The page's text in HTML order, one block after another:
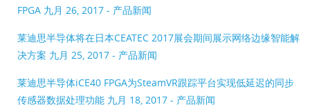
FPGA 九月 26, 2017 - 产品新闻
莱迪思半导体将在日本CEATEC 2017展会期间展示网络边缘智能解
决方案 九月 25, 2017 - 产品新闻
莱迪思半导体iCE40 FPGA为SteamVR跟踪平台实现低延迟的同步
传感器数据处理功能 九月 18, 2017 - 产品新闻